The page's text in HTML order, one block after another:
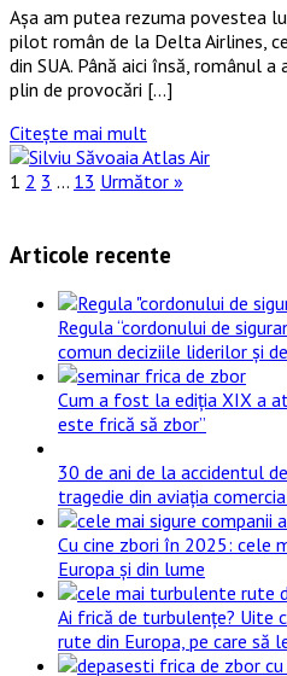
Așa am putea rezuma povestea
pilot român de la Delta Airlines,
din SUA. Până aici însă, românul
plin de provocări […]
Citește mai mult
1 2 3 … 13 Următor »
Articole recente
Regula “cordonului de
comun deciziile liderilor și
Cum a fost la ediția XIX a
este frică să zbor”
30 de ani de la accidentul
tragedie din aviația
Cu cine zbori în 2025: cele
Europa și din lume
Ai frică de turbulențe? Uite
rute din Europa, pe care să